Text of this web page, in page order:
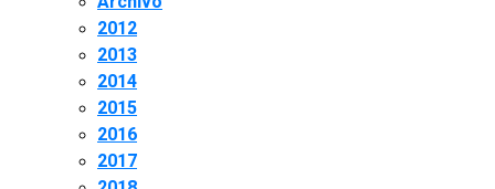
2012
2013
2014
2015
2016
2017